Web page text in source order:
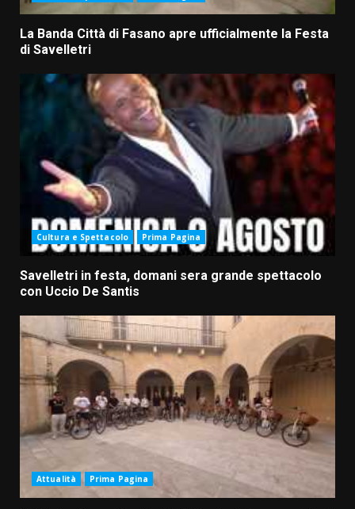
La Banda Città di Fasano apre ufficialmente la Festa
di Savelletri
Cultura e Spettacolo Prima Pagina
Savelletri in festa, domani sera grande spettacolo
con Uccio De Santis
Attualità Prima Pagina